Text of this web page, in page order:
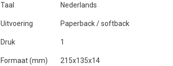
Taal Nederlands
Uitvoering Paperback / softback
Druk 1
Formaat (mm) 215x135x14